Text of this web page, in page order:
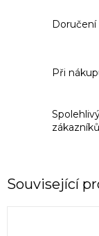
Doručení
Při
zákazníků
Související